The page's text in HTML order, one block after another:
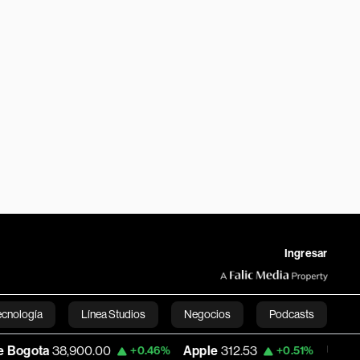
Ingresar
Línea Studios Negocios Podcasts
English+0.46% Apple 312.53 +0.51% USD COP